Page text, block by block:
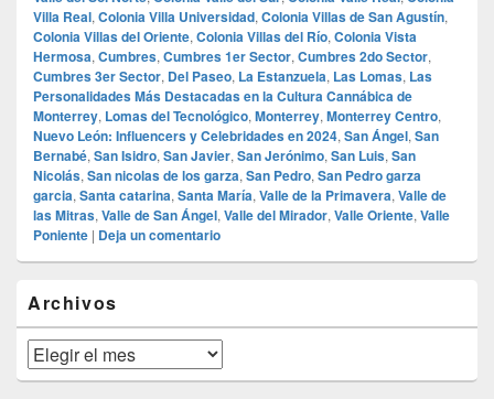
Villa Real, Colonia Villa Universidad, Colonia Villas de San Agustín,
Colonia Villas del Oriente, Colonia Villas del Río, Colonia Vista
Hermosa, Cumbres, Cumbres 1er Sector, Cumbres 2do Sector,
Cumbres 3er Sector, Del Paseo, La Estanzuela, Las Lomas, Las
Personalidades Más Destacadas en la Cultura Cannábica de
Monterrey, Lomas del Tecnológico, Monterrey, Monterrey Centro,
Nuevo León: Influencers y Celebridades en 2024, San Ángel, San
Bernabé, San Isidro, San Javier, San Jerónimo, San Luis, San
Nicolás, San nicolas de los garza, San Pedro, San Pedro garza
garcia, Santa catarina, Santa María, Valle de la Primavera, Valle de
las Mitras, Valle de San Ángel, Valle del Mirador, Valle Oriente, Valle
Poniente | Deja un comentario
área
de
widget
barra
lateral
Archivos
Archivos